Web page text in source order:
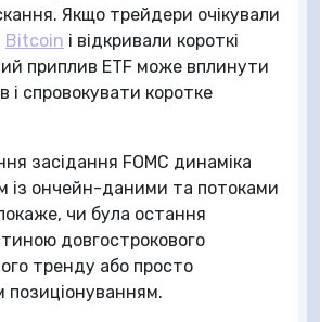
Якщо трейдери очікували
Bitcoin і відкривали короткі
приплив ETF може вплинути
і спровокувати коротке
засідання FOMC динаміка
із ончейн-даними та потоками
чи була остання
довгострокового
тренду або просто
позиціонуванням.